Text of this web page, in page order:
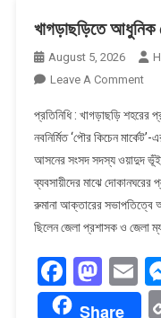
খাগড়াছড়িতে আধুনিক
August 5, 2026
Leave A CommentOn
পৌর
প্রতিনিধি : খাগড়াছড়ি শহরের
নবনির্মিত ‘পৌর কিচেন
আসনের সংসদ সদস্য ওয়াদুদ
ব্যবসায়ীদের মাঝে
রুমানা আক্তারের সভাপতিত্বে
ছিলেন জেলা প্রশাসক ও জেলা
Share